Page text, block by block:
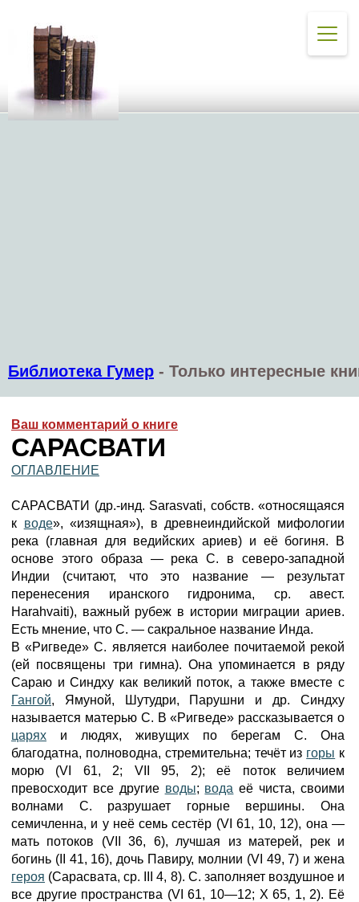
Библиотека Гумер - Только интересные
Ваш комментарий о книге
САРАСВАТИ
ОГЛАВЛЕНИЕ
САРАСВАТИ (др.-инд. Sarasvati, собств. «относящаяся
к воде», «изящная»), в древнеиндийской мифологии
река (главная для ведийских ариев) и её богиня. В
основе этого образа — река С. в северо-западной
Индии (считают, что это название — результат
перенесения иранского гидронима, ср. авест.
Harahvaiti), важный рубеж в истории миграции ариев.
Есть мнение, что С. — сакральное название Инда.
В «Ригведе» С. является наиболее почитаемой рекой
(ей посвящены три гимна). Она упоминается в ряду
Сараю и Синдху как великий поток, а также вместе с
Гангой, Ямуной, Шутудри, Парушни и др. Синдху
называется матерью С. В «Ригведе» рассказывается о
царях и людях, живущих по берегам С. Она
благодатна, полноводна, стремительна; течёт из горы к
морю (VI 61, 2; VII 95, 2); её поток величием
превосходит все другие воды; вода её чиста, своими
волнами С. разрушает горные вершины. Она
семичленна, и у неё семь сестёр (VI 61, 10, 12), она —
мать потоков (VII 36, 6), лучшая из матерей, рек и
богинь (II 41, 16), дочь Павиру, молнии (VI 49, 7) и жена
героя (Сарасвата, ср. III 4, 8). С. заполняет воздушное и
все другие пространства (VI 61, 10—12; X 65, 1, 2). Её